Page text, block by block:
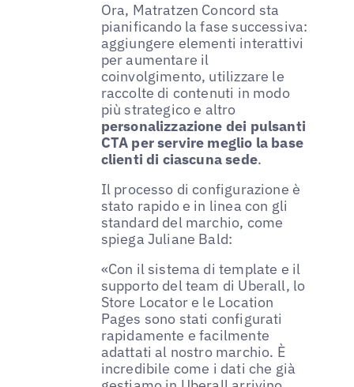
Ora, Matratzen Concord sta
pianificando la fase successiva:
aggiungere elementi interattivi
per aumentare il
coinvolgimento, utilizzare le
raccolte di contenuti in modo
più strategico e altro
personalizzazione dei pulsanti
CTA per servire meglio la base
clienti di ciascuna sede.
Il processo di configurazione è
stato rapido e in linea con gli
standard del marchio, come
spiega Juliane Bald:
«Con il sistema di template e il
supporto del team di Uberall, lo
Store Locator e le Location
Pages sono stati configurati
rapidamente e facilmente
adattati al nostro marchio. È
incredibile come i dati che già